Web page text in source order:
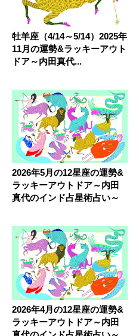
牡羊座（4/14～5/14）2025年
11月の運勢&ラッキーアウト
ドア～内田真代...
2026年5月の12星座の運勢&
ラッキーアウトドア～内田
真代のインド占星術占い～
2026年4月の12星座の運勢&
ラッキーアウトドア～内田